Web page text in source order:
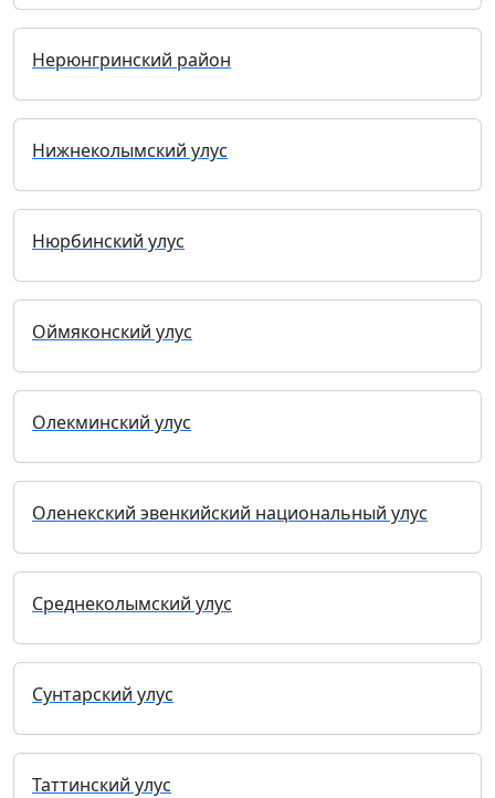
Нерюнгринский район
Нижнеколымский улус
Нюрбинский улус
Оймяконский улус
Олекминский улус
Оленекский эвенкийский национальный улус
Среднеколымский улус
Сунтарский улус
Таттинский улус